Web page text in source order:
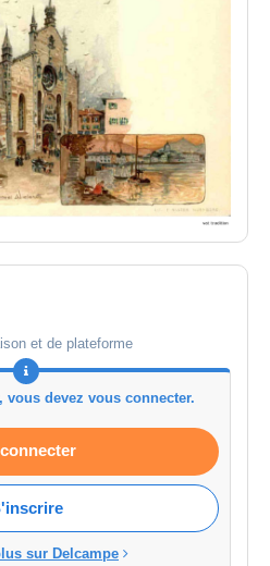
et de plateforme
vous devez vous connecter.
sur Delcampe